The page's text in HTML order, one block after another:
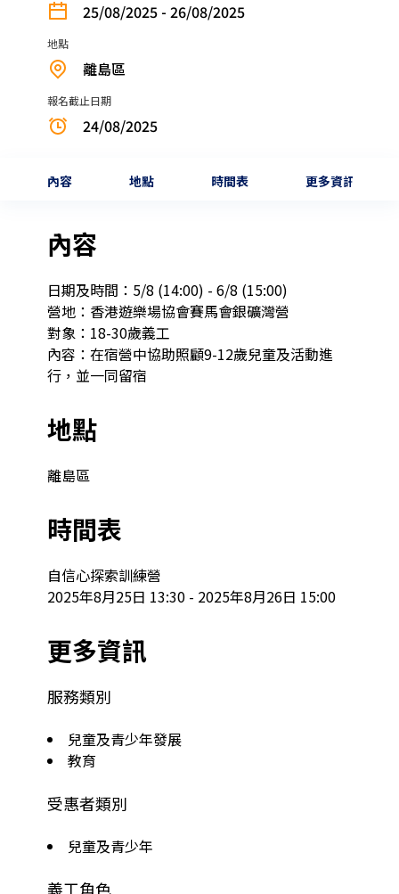
25/08/2025 - 26/08/2025
地點
離島區
報名截止日期
24/08/2025
內容 地點 時間表 更多資訊
內容
日期及時間：5/8 (14:00) - 6/8 (15:00)
營地：香港遊樂場協會賽馬會銀礦灣營
對象：18-30歲義工
內容：在宿營中協助照顧9-12歲兒童及活動進
行，並一同留宿
地點
離島區
時間表
自信心探索訓練營
2025年8月25日 13:30 - 2025年8月26日 15:00
更多資訊
服務類別
兒童及青少年發展
教育
受惠者類別
兒童及青少年
義工角色